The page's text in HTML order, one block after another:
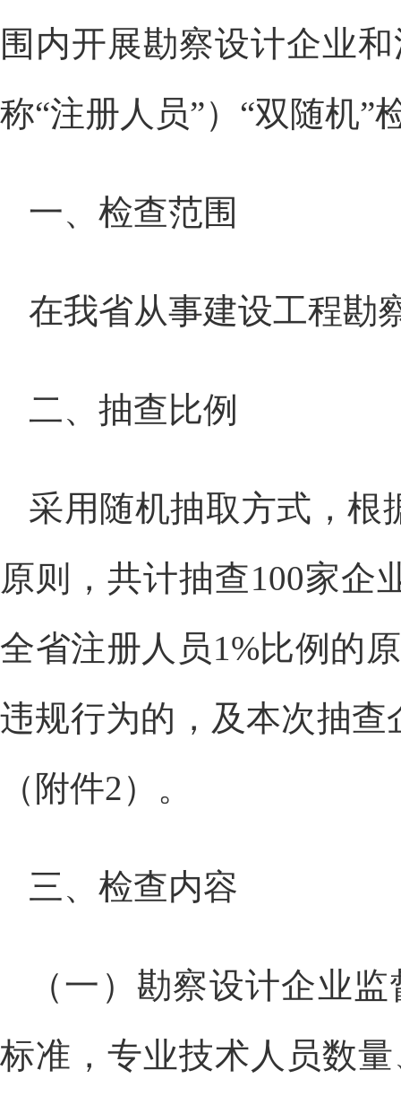
围内开展勘察设计企业
称“注册人员”）“双随机
一、检查范围
在我省从事建设工程勘
二、抽查比例
采用随机抽取方式，根
原则，共计抽查100家企
全省注册人员1%比例的
违规行为的，及本次抽
（附件2）。
三、检查内容
（一）勘察设计企业
标准，专业技术人员数